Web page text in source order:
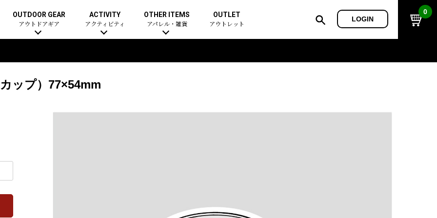
OUTDOOR GEAR
アウトドアギア
ACTIVITY
アクティビティ
OTHER ITEMS
アパレル・雑貨
OUTLET
アウトレット
LOGIN
0
ップ）77×54mm